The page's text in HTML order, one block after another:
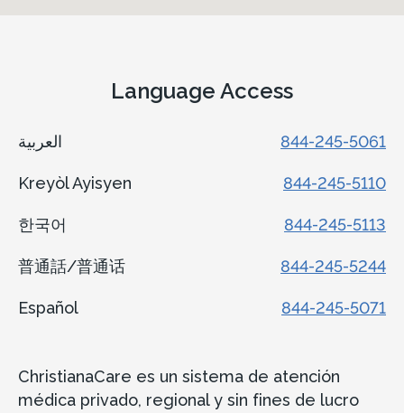
Language Access
844-245-5061
Kreyòl Ayisyen 844-245-5110
한국어 844-245-5113
普通話/普通话 844-245-5244
Español 844-245-5071
ChristianaCare es un sistema de atención
médica privado, regional y sin fines de lucro